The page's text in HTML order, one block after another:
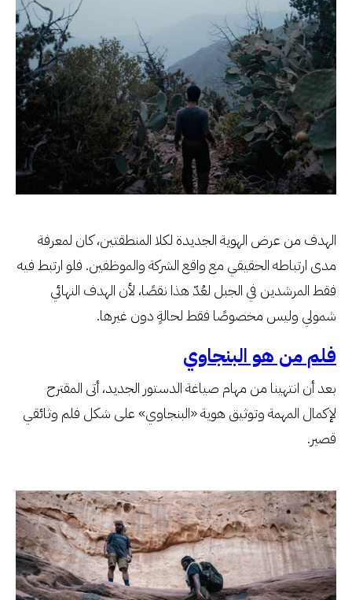
الهدف من عرض الهوية الجديدة لكلا المنطقتين، كان لمعرفة
مدى ارتباطه الحقيقي مع واقع الشركة والموظفين. فلو ارتبط فيه
فقط المرشدين في الجبل لعُدّ هذا نقصًا، لأن الهدف النهائي
شمولي وليس مخصوصًا فقط لحالةٍ دون غيرها.
فلم من هو البنجاوي
بعد أن انتهينا من مهام صياغة الدستور الجديد، أتى المقترح
لإكمال المهمة وتوثيق هوية «البنجاوي» على شكل فلم وثائقي
قصير.